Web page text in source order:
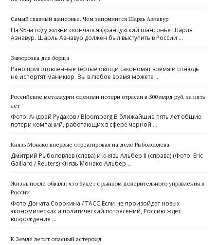
Самый главный шансонье. Чем запомнится Шарль Азнавур
На 95-м году жизни скончался французский шансонье Шарль
Азнавур. Шарль Азнавур должен был выступить в России …
Заморозка для борща
Рано приготовленные тертые овощи сэкономят время и отнюдь
не испортят маникюр. Вы в любое время можете …
Российские металлурги оценили потери отрасли в 500 млрд руб. за пять
лет
Фото: Андрей Рудаков / Bloomberg В ближайшие пять лет общие
потери компаний, работающих в сфере черной …
Князь Монако впервые отреагировал на дело Рыболовлева
Дмитрий Рыболовлев (слева) и князь Альбер II (справа) (Фото: Eric
Gaillard / Reuters) Князь Монако Альбер …
Жизнь после обвала: что будет с рынком доверительного управления в
России
Фото Доната Сорокина / ТАСС Если не произойдет новых
экономических и политический потрясений, Россию ждет
возрождение …
К Земле летит опасный астероид